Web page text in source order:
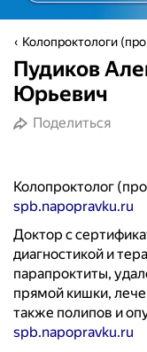
Колопроктологи
Пудиков
Юрьевич
Поделиться
Колопроктолог
spb.napopravku.ru
Доктор с
диагностикой и
парапроктиты,
прямой кишки,
также полипов и
spb.napopravku.ru